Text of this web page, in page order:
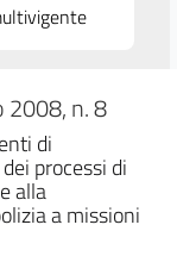
2008, n. 8
di
processi di
alla
a missioni